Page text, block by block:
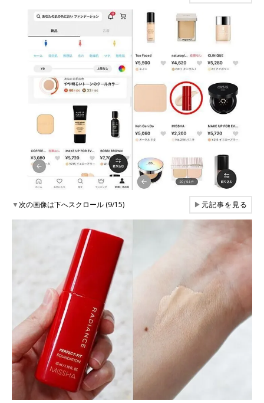
▼次の画像は下へスクロール (9/15) ▶元記事を見る